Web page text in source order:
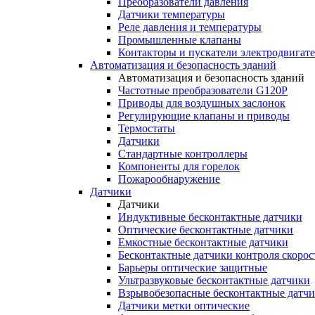
Датчики температуры
Реле давления и температуры
Промышленные клапаны
Контакторы и пускатели
Автоматизация и безопасность зданий
Автоматизация и безопасность зданий
Частотные преобразователи G120P
Приводы для воздушных заслонок
Регулирующие клапаны и приводы
Термостаты
Датчики
Стандартные контроллеры
Компоненты для горелок
Пожарообнаружение
Датчики
Датчики
Индуктивные бесконтактные датчики
Оптические бесконтактные датчики
Емкостные бесконтактные датчики
Бесконтактные датчики контроля
Барьеры оптические защитные
Ультразвуковые бесконтактные датчики
Взрывобезопасные бесконтактные
Датчики метки оптические